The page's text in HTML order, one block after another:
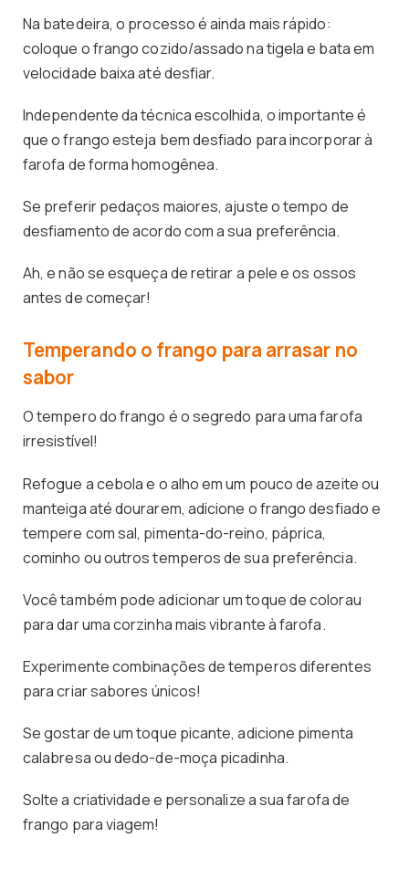
Na batedeira, o processo é ainda mais rápido:
coloque o frango cozido/assado na tigela e bata em
velocidade baixa até desfiar.
Independente da técnica escolhida, o importante é
que o frango esteja bem desfiado para incorporar à
farofa de forma homogênea.
Se preferir pedaços maiores, ajuste o tempo de
desfiamento de acordo com a sua preferência.
Ah, e não se esqueça de retirar a pele e os ossos
antes de começar!
Temperando o frango para arrasar no
sabor
O tempero do frango é o segredo para uma farofa
irresistível!
Refogue a cebola e o alho em um pouco de azeite ou
manteiga até dourarem, adicione o frango desfiado e
tempere com sal, pimenta-do-reino, páprica,
cominho ou outros temperos de sua preferência.
Você também pode adicionar um toque de colorau
para dar uma corzinha mais vibrante à farofa.
Experimente combinações de temperos diferentes
para criar sabores únicos!
Se gostar de um toque picante, adicione pimenta
calabresa ou dedo-de-moça picadinha.
Solte a criatividade e personalize a sua farofa de
frango para viagem!